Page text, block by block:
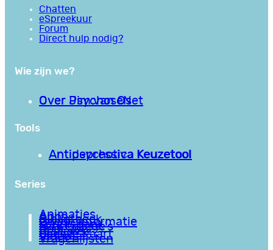
Chatten
eSpreekuur
Forum
Direct hulp nodig?
Wie zijn we?
Over PsychoseNet
Over Jim van Os
Tools
Antipsychotica Keuzetool
Antidepressiva Keuzetool
Series
Animaties
Apps
Bibliotheek
Goede informatie
Kennisbank
Mini college’s
Podcasts
Reviews
Sociale Kaart
Video’s
Vragenlijsten